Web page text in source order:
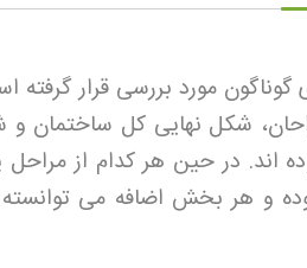
گوناگون مورد بررسی قرار
شکل نهایی کل ساختمان و
اند. در حین هر کدام از
و هر بخش اضافه می